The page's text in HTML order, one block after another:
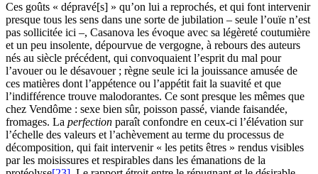
Ces goûts « dépravé[s] » qu’on lui a reprochés, et qui font intervenir
presque tous les sens dans une sorte de jubilation – seule l’ouïe n’est
pas sollicitée ici –, Casanova les évoque avec sa légèreté coutumière
et un peu insolente, dépourvue de vergogne, à rebours des auteurs
nés au siècle précédent, qui convoquaient l’esprit du mal pour
l’avouer ou le désavouer ; règne seule ici la jouissance amusée de
ces matières dont l’appétence ou l’appétit fait la suavité et que
l’indifférence trouve malodorantes. Ce sont presque les mêmes que
chez Vendôme : sexe bien sûr, poisson passé, viande faisandée,
fromages. La perfection paraît confondre en ceux-ci l’élévation sur
l’échelle des valeurs et l’achèvement au terme du processus de
décomposition, qui fait intervenir « les petits êtres » rendus visibles
par les moisissures et respirables dans les émanations de la